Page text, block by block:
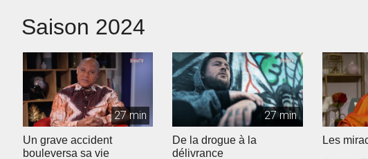
Saison 2024
27 min
Un grave accident
bouleversa sa vie
27 min
De la drogue à la
délivrance
Les